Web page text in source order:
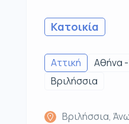
Κατοικία
Αττική
Αθήνα
Βριλήσσια
Βριλήσσια,